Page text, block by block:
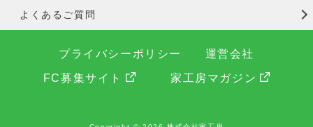
よくあるご質問
プライバシーポリシー 運営会社
FC募集サイト 家工房マガジン